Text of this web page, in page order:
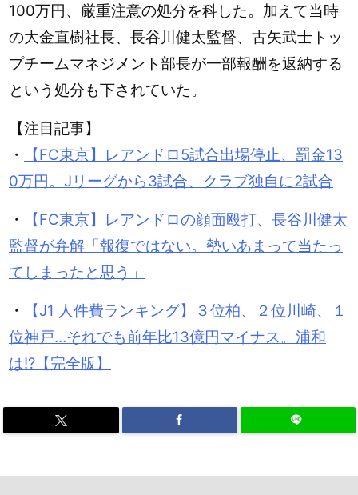
100万円、厳重注意の処分を科した。加えて当時
の大金直樹社長、長谷川健太監督、古矢武士トッ
プチームマネジメント部長が一部報酬を返納する
という処分も下されていた。
【注目記事】
・
【FC東京】レアンドロ5試合出場停止、罰金13
0万円。Jリーグから3試合、クラブ独自に2試合
・
【FC東京】レアンドロの顔面殴打、長谷川健太
監督が弁解「報復ではない。勢いあまって当たっ
てしまったと思う」
・
【J1 人件費ランキング】３位柏、２位川崎、１
位神戸…それでも前年比13億円マイナス。浦和
は!?【完全版】